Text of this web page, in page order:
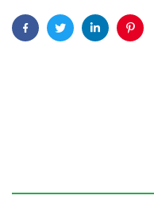
FacebookTwitterLinkedin